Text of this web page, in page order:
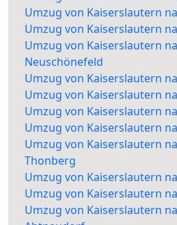
Umzug von Kaiserslautern
Umzug von Kaiserslautern
Umzug von Kaiserslautern
Neuschönefeld
Umzug von Kaiserslautern
Umzug von Kaiserslautern
Umzug von Kaiserslautern
Umzug von Kaiserslautern
Umzug von Kaiserslautern
Thonberg
Umzug von Kaiserslautern
Umzug von Kaiserslautern
Umzug von Kaiserslautern